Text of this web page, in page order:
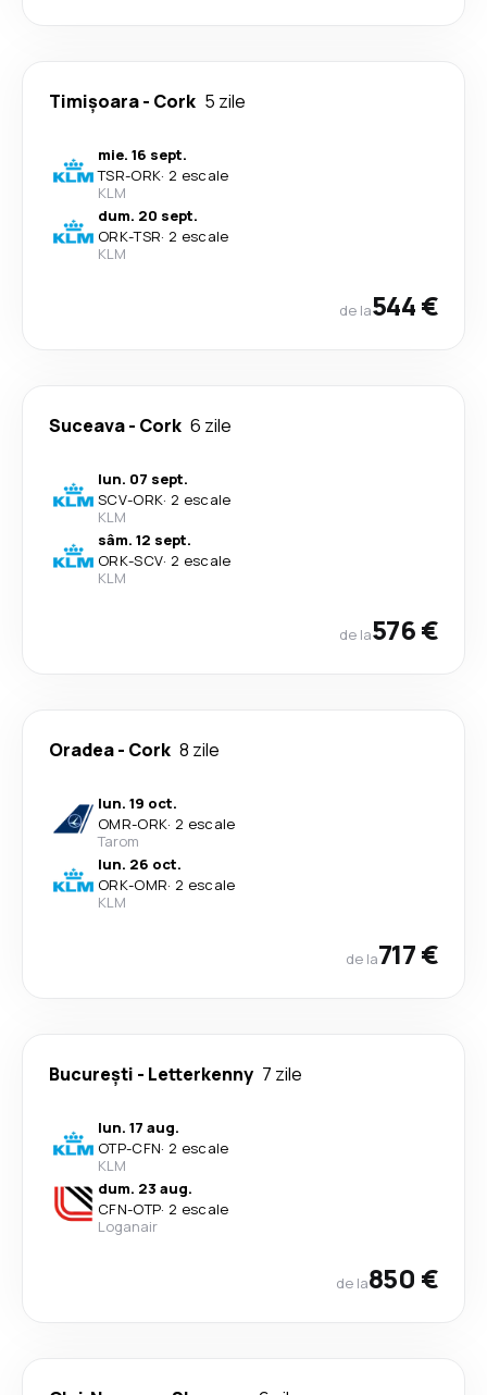
Timișoara- Cork 5 zile
mie. 16 sept.
TSR-ORK· 2 escale
KLM
dum. 20 sept.
ORK-TSR· 2 escale
KLM
de la544 €
Suceava- Cork 6 zile
lun. 07 sept.
SCV-ORK· 2 escale
KLM
sâm. 12 sept.
ORK-SCV· 2 escale
KLM
de la576 €
Oradea- Cork 8 zile
lun. 19 oct.
OMR-ORK· 2 escale
Tarom
lun. 26 oct.
ORK-OMR· 2 escale
KLM
de la717 €
București - Letterkenny 7 zile
lun. 17 aug.
OTP-CFN· 2 escale
KLM
dum. 23 aug.
CFN-OTP· 2 escale
Loganair
de la850 €